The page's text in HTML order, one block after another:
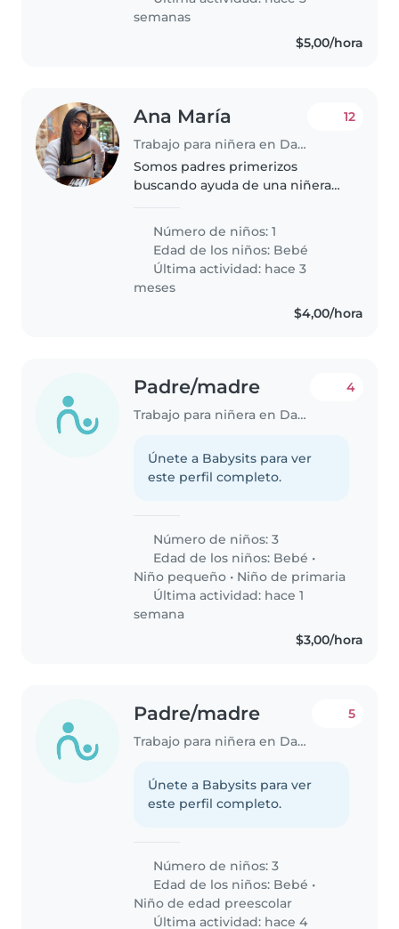
semanas
$5,00/hora
Ana María
Trabajo para niñera en Daule
12
Somos padres primerizos
buscando ayuda de una niñera
en casa
Número de niños: 1
Edad de los niños: Bebé
Última actividad: hace 3
meses
$4,00/hora
Padre/madre
Trabajo para niñera en Daule
4
Únete a Babysits para ver
este perfil completo.
Número de niños: 3
Edad de los niños: Bebé •
Niño pequeño • Niño de primaria
Última actividad: hace 1
semana
$3,00/hora
Padre/madre
Trabajo para niñera en Daule
5
Únete a Babysits para ver
este perfil completo.
Número de niños: 3
Edad de los niños: Bebé •
Niño de edad preescolar
Última actividad: hace 4